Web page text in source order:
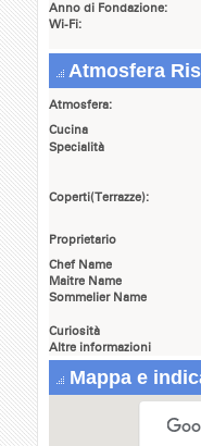
Anno di Fondazione:
Wi-Fi:
Atmosfera
Atmosfera:
Cucina
Specialità
Coperti(Terrazze):
Proprietario
Chef Name
Maitre Name
Sommelier Name
Curiosità
Altre informazioni
Mappa e